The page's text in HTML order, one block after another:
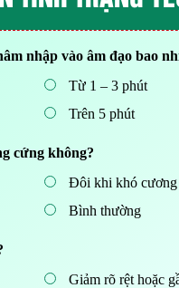
nhập vào âm đạo bao
Từ 1 – 3 phút
Trên 5 phút
cứng không?
Đôi khi khó
Bình thường
Giảm rõ rệt hoặc